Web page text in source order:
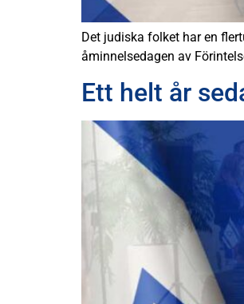
Det judiska folket har en
åminnelsedagen av
Ett helt år